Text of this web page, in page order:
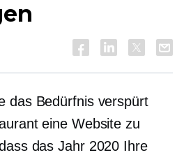
das Bedürfnis verspürt
eine Website zu
das Jahr 2020 Ihre